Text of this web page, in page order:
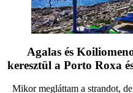
Agalas és
keresztül a Porto Roxa
Mikor megláttam a strandot,